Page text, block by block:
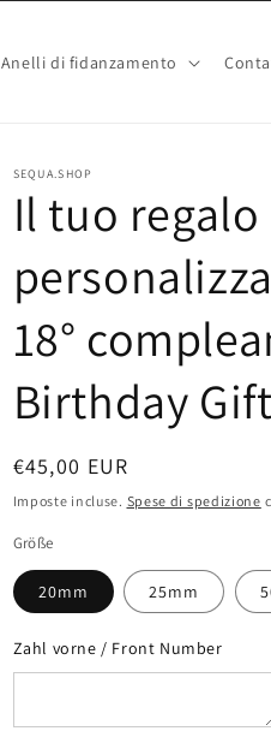
Anelli di fidanzamento
SEQUA.SHOP
Il tuo regalo
18°
Birthday Gift
Prezzo
di
listino
€45,00 EUR
Imposte incluse. Spese di spedizione
Größe
20mm 25mm
Zahl vorne / Front Number